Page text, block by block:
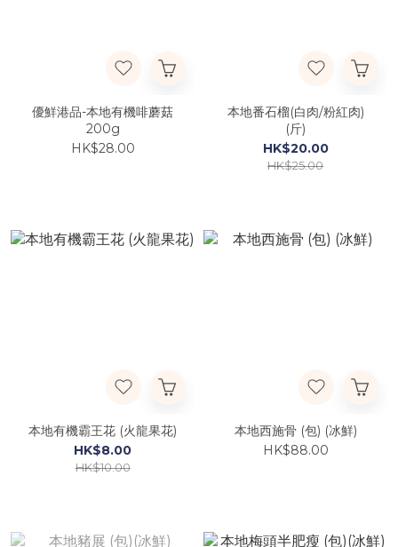
優鮮港品-本地有機啡蘑菇
200g
HK$28.00
本地番石榴(白肉/粉紅肉)
(斤)
HK$20.00
HK$25.00
本地有機霸王花 (火龍果花)
HK$8.00
HK$10.00
本地西施骨 (包) (冰鮮)
HK$88.00